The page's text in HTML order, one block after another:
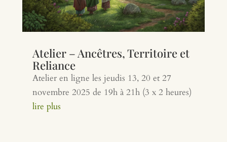
Atelier – Ancêtres, Territoire et
Reliance
Atelier en ligne les jeudis 13, 20 et 27
novembre 2025 de 19h à 21h (3 x 2 heures)
lire plus